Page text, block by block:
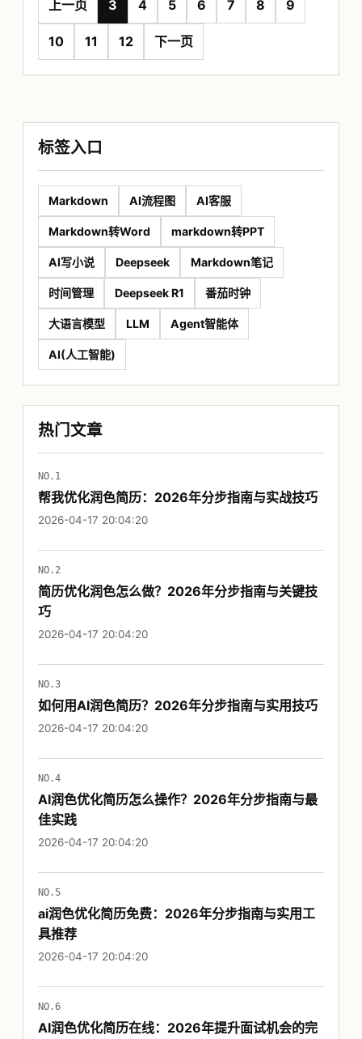
上一页 3 4 5 6 7 8 9
10 11 12 下一页
标签入口
Markdown AI流程图 AI客服
Markdown转Word markdown转PPT
AI写小说 Deepseek Markdown笔记
时间管理 Deepseek R1 番茄时钟
大语言模型 LLM Agent智能体
AI(人工智能)
热门文章
NO.1
帮我优化润色简历：2026年分步指南与实战技巧
2026-04-17 20:04:20
NO.2
简历优化润色怎么做？2026年分步指南与关键技
巧
2026-04-17 20:04:20
NO.3
如何用AI润色简历？2026年分步指南与实用技巧
2026-04-17 20:04:20
NO.4
AI润色优化简历怎么操作？2026年分步指南与最
佳实践
2026-04-17 20:04:20
NO.5
ai润色优化简历免费：2026年分步指南与实用工
具推荐
2026-04-17 20:04:20
NO.6
AI润色优化简历在线：2026年提升面试机会的完